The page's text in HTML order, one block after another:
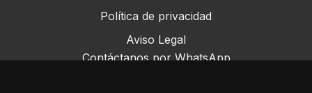
Política de privacidad
Aviso Legal
Contáctanos por WhatsApp